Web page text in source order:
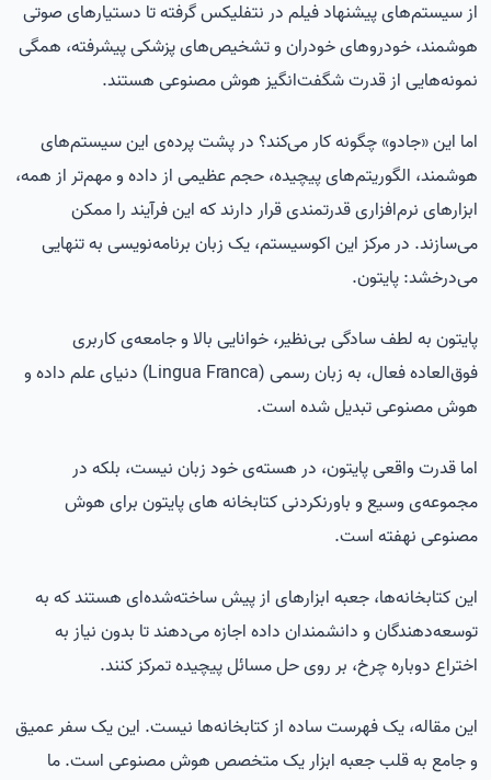
از سیستم‌های پیشنهاد فیلم در نتفلیکس گرفته تا دستیارهای صوتی
هوشمند، خودروهای خودران و تشخیص‌های پزشکی پیشرفته، همگی
نمونه‌هایی از قدرت شگفت‌انگیز هوش مصنوعی هستند.
اما این «جادو» چگونه کار می‌کند؟ در پشت پرده‌ی این سیستم‌های
هوشمند، الگوریتم‌های پیچیده، حجم عظیمی از داده و مهم‌تر از همه،
ابزارهای نرم‌افزاری قدرتمندی قرار دارند که این فرآیند را ممکن
می‌سازند. در مرکز این اکوسیستم، یک زبان برنامه‌نویسی به تنهایی
می‌درخشد: پایتون.
پایتون به لطف سادگی بی‌نظیر، خوانایی بالا و جامعه‌ی کاربری
فوق‌العاده فعال، به زبان رسمی (Lingua Franca) دنیای علم داده و
هوش مصنوعی تبدیل شده است.
اما قدرت واقعی پایتون، در هسته‌ی خود زبان نیست، بلکه در
مجموعه‌ی وسیع و باورنکردنی کتابخانه های پایتون برای هوش
مصنوعی نهفته است.
این کتابخانه‌ها، جعبه ابزارهای از پیش ساخته‌شده‌ای هستند که به
توسعه‌دهندگان و دانشمندان داده اجازه می‌دهند تا بدون نیاز به
اختراع دوباره چرخ، بر روی حل مسائل پیچیده تمرکز کنند.
این مقاله، یک فهرست ساده از کتابخانه‌ها نیست. این یک سفر عمیق
و جامع به قلب جعبه ابزار یک متخصص هوش مصنوعی است. ما